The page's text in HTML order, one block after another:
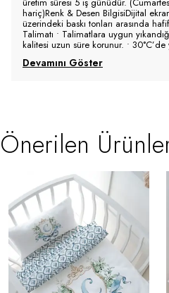
hariç)Renk & Desen BilgisiDijital
üzerindeki baskı tonları arasında
Talimatı • Talimatlara uygun
kalitesi uzun süre korunur. • 30°C’de
Devamını Göster
Önerilen